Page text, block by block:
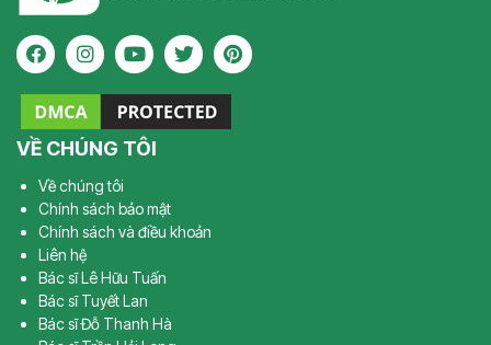
VỀ CHÚNG TÔI
Về chúng tôi
Chính sách bảo mật
Chính sách và điều khoản
Liên hệ
Bác sĩ Lê Hữu Tuấn
Bác sĩ Tuyết Lan
Bác sĩ Đỗ Thanh Hà